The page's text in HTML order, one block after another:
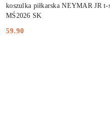
koszulka piłkarska NEYMAR JR
MŚ2026 SK
Cena:
59.90